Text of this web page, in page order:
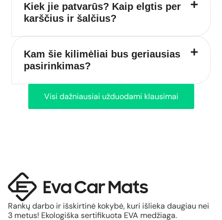
Kiek jie patvarūs? Kaip elgtis per
karščius ir šalčius?
Kam šie kilimėliai bus geriausias
pasirinkimas?
Visi dažniausiai užduodami klausimai
Rankų darbo ir išskirtinė kokybė, kuri išlieka daugiau nei
3 metus! Ekologiška sertifikuota EVA medžiaga.